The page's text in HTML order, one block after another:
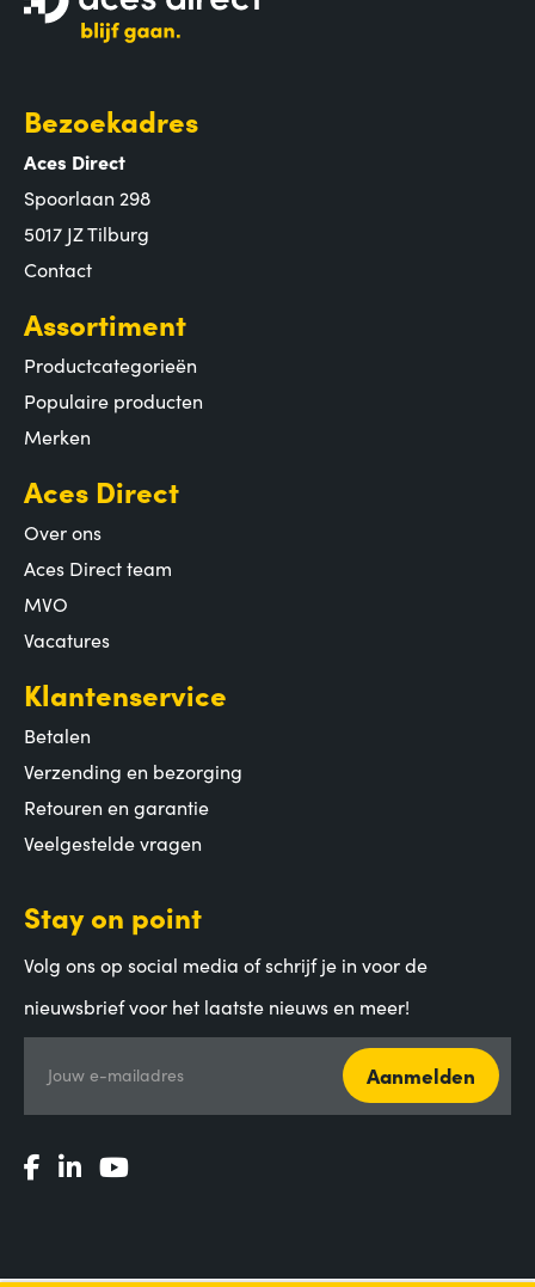
Bezoekadres
Aces Direct
Spoorlaan 298
5017 JZ Tilburg
Contact
Assortiment
Productcategorieën
Populaire producten
Merken
Aces Direct
Over ons
Aces Direct team
MVO
Vacatures
Klantenservice
Betalen
Verzending en bezorging
Retouren en garantie
Veelgestelde vragen
Stay on point
Volg ons op social media of schrijf je in voor de
nieuwsbrief voor het laatste nieuws en meer!
Jouw e-mailadres Aanmelden